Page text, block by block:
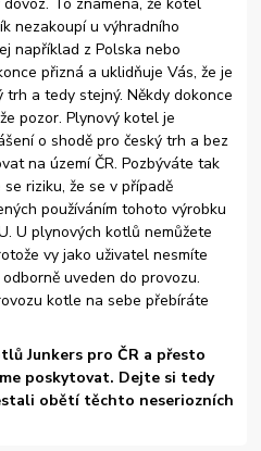
nezakoupí u výhradního
například z Polska nebo
přizná a uklidňuje Vás, že je
a tedy stejný. Někdy dokonce
pozor. Plynový kotel je
o shodě pro český trh a bez
na území ČR. Pozbýváte tak
riziku, že se v případě
používáním tohoto výrobku
U plynových kotlů nemůžete
vy jako uživatel nesmíte
uveden do provozu.
kotle na sebe přebíráte
Junkers pro ČR a přesto
poskytovat. Dejte si tedy
obětí těchto neseriozních